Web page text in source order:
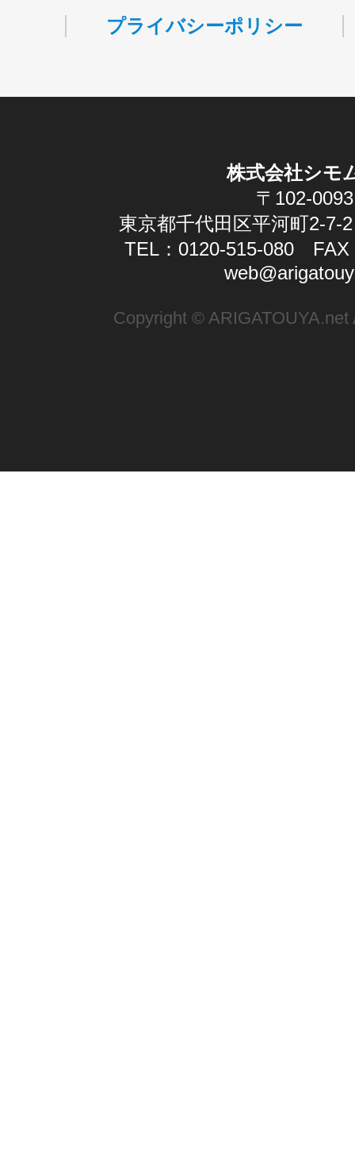
プライバシーポリシー
株式会社シモ
〒102-0093
東京都千代田区平河町2-7-
TEL：0120-515-080 FAX
Copyright ©